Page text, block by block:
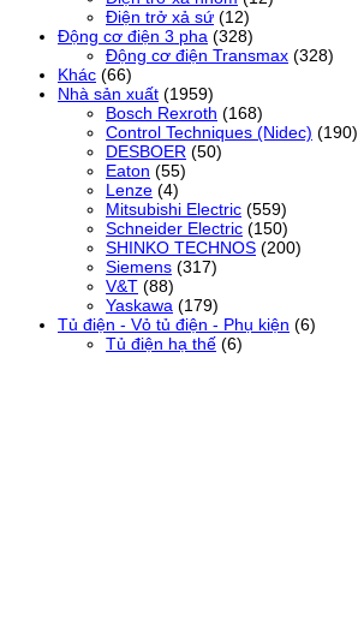
Điện trở xả sứ (12)
Động cơ điện 3 pha (328)
Động cơ điện Transmax (328)
Khác (66)
Nhà sản xuất (1959)
Bosch Rexroth (168)
Control Techniques (Nidec) (190)
DESBOER (50)
Eaton (55)
Lenze (4)
Mitsubishi Electric (559)
Schneider Electric (150)
SHINKO TECHNOS (200)
Siemens (317)
V&T (88)
Yaskawa (179)
Tủ điện - Vỏ tủ điện - Phụ kiện (6)
Tủ điện hạ thế (6)